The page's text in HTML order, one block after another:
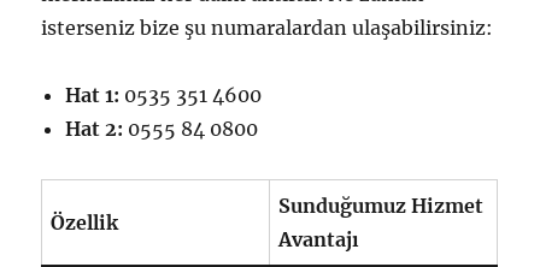
isterseniz bize şu numaralardan ulaşabilirsiniz:
Hat 1: 0535 351 4600
Hat 2: 0555 84 0800
Özellik
Sunduğumuz Hizmet
Avantajı